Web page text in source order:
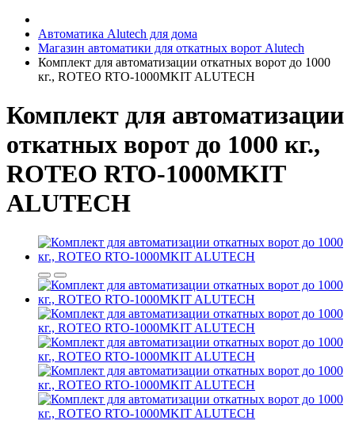
Автоматика Alutech для дома
Магазин автоматики для откатных ворот Alutech
Комплект для автоматизации откатных ворот до 1000
кг., ROTEO RTO-1000MKIT ALUTECH
Комплект для автоматизации
откатных ворот до 1000 кг.,
ROTEO RTO-1000MKIT
ALUTECH